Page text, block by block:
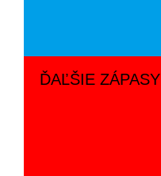
ĎAĽŠIE ZÁPASY